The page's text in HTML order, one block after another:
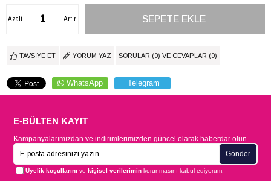
Artır
Azalt
TAVSIYE ET YORUM YAZ SORULAR (0) VE CEVAPLAR (0)
WhatsApp Telegram
E-BÜLTEN KAYIT
Kampanyalarımızdan ve indirimlerimizden güncel olarak haberdar olun.
Gönder
Üyelik koşullarını vekişisel verilerimin korunmasını kabul ediyorum.